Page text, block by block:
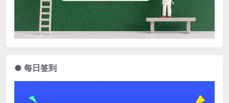
● 每日签到